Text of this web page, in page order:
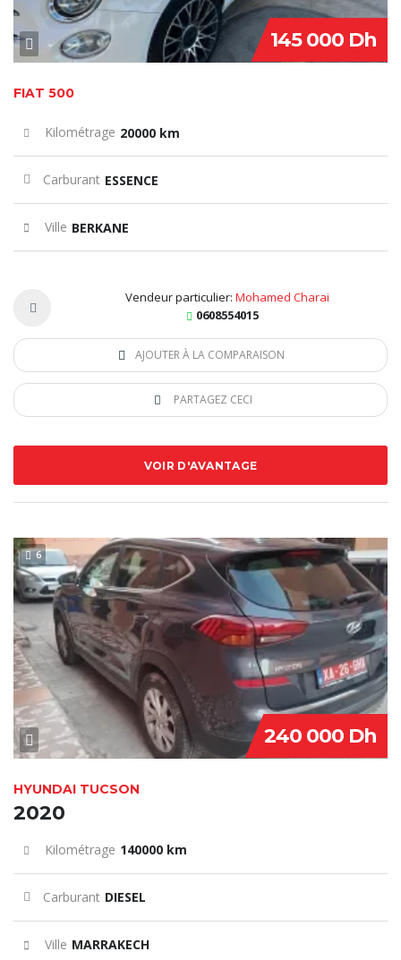
145 000 Dh
FIAT 500
Kilométrage 20000 km
Carburant ESSENCE
Ville BERKANE
Vendeur particulier: Mohamed Charai
0608554015
AJOUTER À LA COMPARAISON
PARTAGEZ CECI
VOIR D'AVANTAGE
6
240 000 Dh
HYUNDAI TUCSON
2020
Kilométrage 140000 km
Carburant DIESEL
Ville MARRAKECH